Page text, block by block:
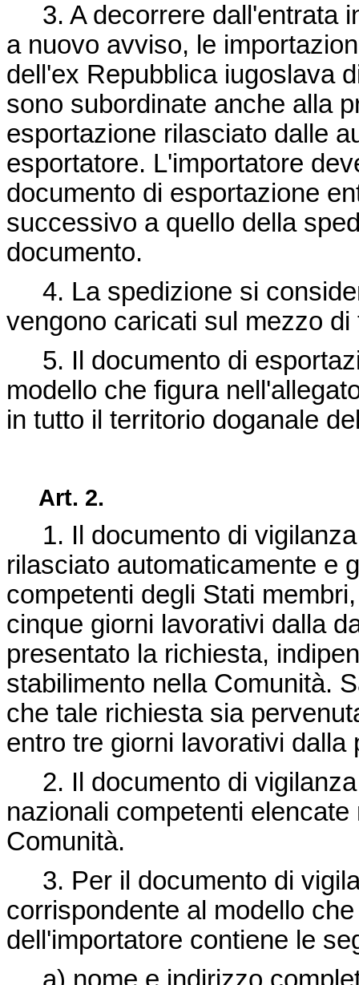
3. A decorrere dall'entrata
a nuovo avviso, le
dell'ex Repubblica iugoslava
sono subordinate anche alla
esportazione rilasciato dalle
esportatore. L'importatore
documento di esportazione
successivo a quello della
documento.
4. La spedizione si
vengono caricati sul mezzo
5. Il documento di
modello che figura
in tutto il territorio doganale
Art. 2.
1. Il documento di vigilanza
rilasciato automaticamente e
competenti degli Stati
cinque giorni lavorativi dalla
presentato la richiesta,
stabilimento nella Comunità.
che tale richiesta sia
entro tre giorni lavorativi dalla
2. Il documento di vigilanza
nazionali competenti
Comunità.
3. Per il documento di
corrispondente al modello
dell'importatore contiene le